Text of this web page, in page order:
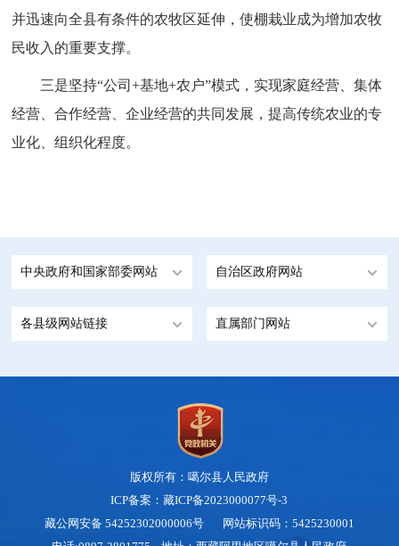
并迅速向全县有条件的农牧区延伸，使棚栽业成为增加农牧
民收入的重要支撑。
三是坚持“公司+基地+农户”模式，实现家庭经营、集体
经营、合作经营、企业经营的共同发展，提高传统农业的专
业化、组织化程度。
中央政府和国家部委网站 自治区政府网站
各县级网站链接 直属部门网站
版权所有：噶尔县人民政府
ICP备案：藏ICP备2023000077号-3
藏公网安备 54252302000006号网站标识码：5425230001